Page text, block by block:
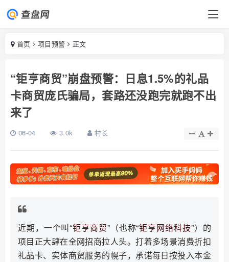
首页 项目预警 正文
“钜亨商贸”崩盘预警：日息1.5%的礼品
卡商贸庞氏骗局，套路还没跑完就跑不出
来了
06-04 3.0k 村长
近期，一个叫“钜亨商贸”（也称“钜亨网络科技”）的
项目正大肆在全网招商拉人头。打着多场景消费折扣
礼品卡、实体商贸服务的幌子，承诺每日按投入本金